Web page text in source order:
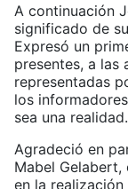
A continuación
significado de
Expresó un
presentes, a las
representadas
los
sea una realidad.
Agradeció en
Mabel
en la